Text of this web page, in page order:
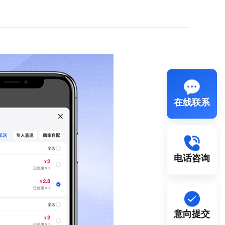
在线联系
电话咨询
意向提交